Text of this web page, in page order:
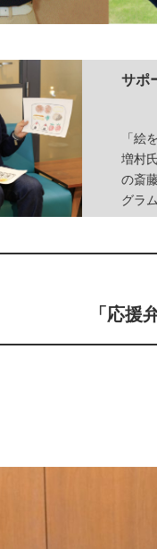
サポ
「絵
増村
の斎
グラ
「応援